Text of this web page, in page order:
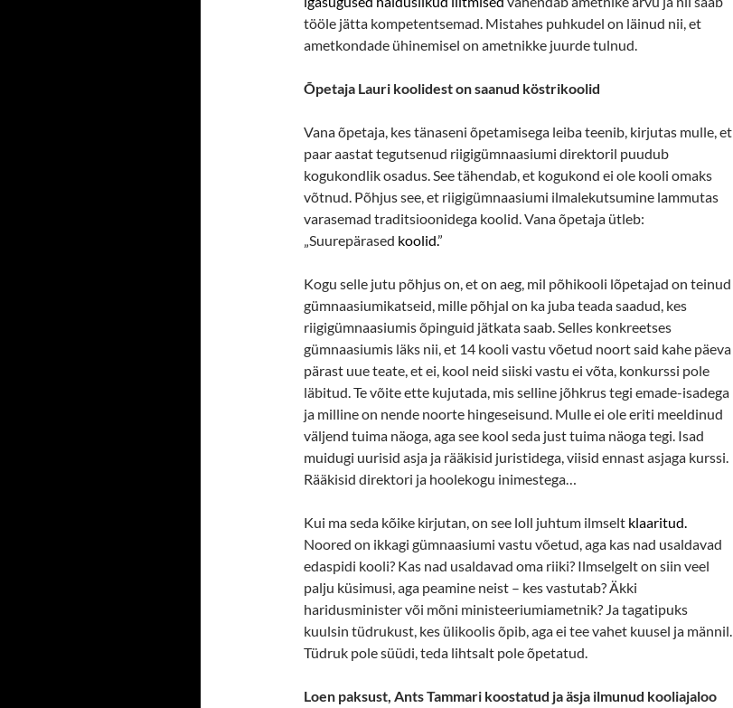
tööle jätta kompetentsemad. Mistahes puhkudel on läinud nii, et
ametkondade ühinemisel on ametnikke juurde tulnud.
Õpetaja Lauri koolidest on saanud köstrikoolid
Vana õpetaja, kes tänaseni õpetamisega leiba teenib, kirjutas mulle, et
paar aastat tegutsenud riigigümnaasiumi direktoril puudub
kogukondlik osadus. See tähendab, et kogukond ei ole kooli omaks
võtnud. Põhjus see, et riigigümnaasiumi ilmalekutsumine lammutas
varasemad traditsioonidega koolid. Vana õpetaja ütleb:
„Suurepärased koolid.”
Kogu selle jutu põhjus on, et on aeg, mil põhikooli lõpetajad on teinud
gümnaasiumikatseid, mille põhjal on ka juba teada saadud, kes
riigigümnaasiumis õpinguid jätkata saab. Selles konkreetses
gümnaasiumis läks nii, et 14 kooli vastu võetud noort said kahe päeva
pärast uue teate, et ei, kool neid siiski vastu ei võta, konkurssi pole
läbitud. Te võite ette kujutada, mis selline jõhkrus tegi emade-isadega
ja milline on nende noorte hingeseisund. Mulle ei ole eriti meeldinud
väljend tuima näoga, aga see kool seda just tuima näoga tegi. Isad
muidugi uurisid asja ja rääkisid juristidega, viisid ennast asjaga kurssi.
Rääkisid direktori ja hoolekogu inimestega…
Kui ma seda kõike kirjutan, on see loll juhtum ilmselt klaaritud.
Noored on ikkagi gümnaasiumi vastu võetud, aga kas nad usaldavad
edaspidi kooli? Kas nad usaldavad oma riiki? Ilmselgelt on siin veel
palju küsimusi, aga peamine neist – kes vastutab? Äkki
haridusminister või mõni ministeeriumiametnik? Ja tagatipuks
kuulsin tüdrukust, kes ülikoolis õpib, aga ei tee vahet kuusel ja männil.
Tüdruk pole süüdi, teda lihtsalt pole õpetatud.
Loen paksust, Ants Tammari koostatud ja äsja ilmunud kooliajaloo